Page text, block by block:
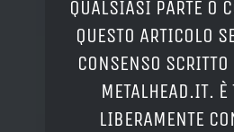
QUALSIASI PARTE O
QUESTO ARTICOLO
CONSENSO
METALHEAD.IT. È
LIBERAMENTE